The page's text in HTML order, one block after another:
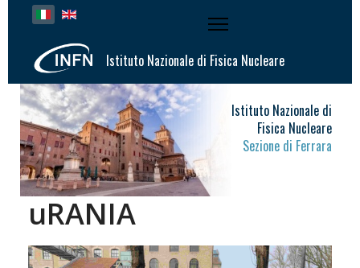
Seleziona la tua lingua
Istituto Nazionale di Fisica Nucleare
Istituto Nazionale di
Fisica Nucleare
Sezione di Ferrara
uRANIA